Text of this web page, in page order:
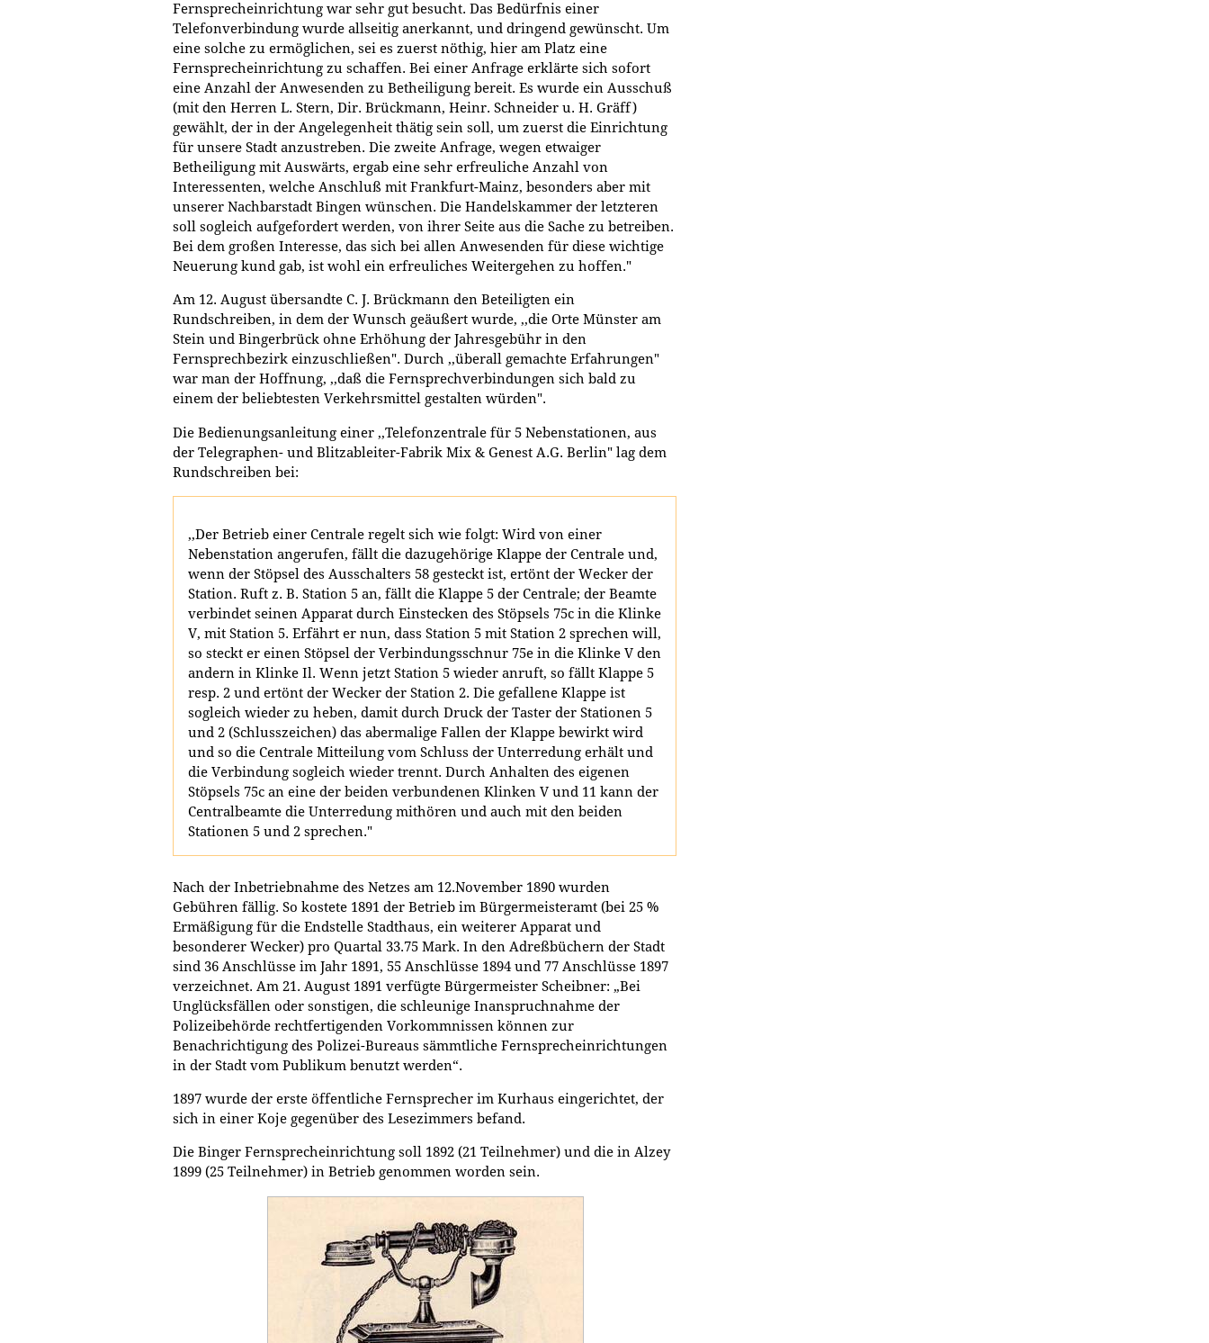
Fernsprecheinrichtung war sehr gut besucht. Das Bedürfnis einer
Telefonverbindung wurde allseitig anerkannt, und dringend gewünscht. Um
eine solche zu ermöglichen, sei es zuerst nöthig, hier am Platz eine
Fernsprecheinrichtung zu schaffen. Bei einer Anfrage erklärte sich sofort
eine Anzahl der Anwesenden zu Betheiligung bereit. Es wurde ein Ausschuß
(mit den Herren L. Stern, Dir. Brückmann, Heinr. Schneider u. H. Gräff)
gewählt, der in der Angelegenheit thätig sein soll, um zuerst die Einrichtung
für unsere Stadt anzustreben. Die zweite Anfrage, wegen etwaiger
Betheiligung mit Auswärts, ergab eine sehr erfreuliche Anzahl von
Interessenten, welche Anschluß mit Frankfurt-Mainz, besonders aber mit
unserer Nachbarstadt Bingen wünschen. Die Handelskammer der letzteren
soll sogleich aufgefordert werden, von ihrer Seite aus die Sache zu betreiben.
Bei dem großen Interesse, das sich bei allen Anwesenden für diese wichtige
Neuerung kund gab, ist wohl ein erfreuliches Weitergehen zu hoffen."
Am 12. August übersandte C. J. Brückmann den Beteiligten ein
Rundschreiben, in dem der Wunsch geäußert wurde, ,,die Orte Münster am
Stein und Bingerbrück ohne Erhöhung der Jahresgebühr in den
Fernsprechbezirk einzuschließen". Durch ,,überall gemachte Erfahrungen"
war man der Hoffnung, ,,daß die Fernsprechverbindungen sich bald zu
einem der beliebtesten Verkehrsmittel gestalten würden".
Die Bedienungsanleitung einer ,,Telefonzentrale für 5 Nebenstationen, aus
der Telegraphen- und Blitzableiter-Fabrik Mix & Genest A.G. Berlin" lag dem
Rundschreiben bei:
,,Der Betrieb einer Centrale regelt sich wie folgt: Wird von einer
Nebenstation angerufen, fällt die dazugehörige Klappe der Centrale und,
wenn der Stöpsel des Ausschalters 58 gesteckt ist, ertönt der Wecker der
Station. Ruft z. B. Station 5 an, fällt die Klappe 5 der Centrale; der Beamte
verbindet seinen Apparat durch Einstecken des Stöpsels 75c in die Klinke
V, mit Station 5. Erfährt er nun, dass Station 5 mit Station 2 sprechen will,
so steckt er einen Stöpsel der Verbindungsschnur 75e in die Klinke V den
andern in Klinke Il. Wenn jetzt Station 5 wieder anruft, so fällt Klappe 5
resp. 2 und ertönt der Wecker der Station 2. Die gefallene Klappe ist
sogleich wieder zu heben, damit durch Druck der Taster der Stationen 5
und 2 (Schlusszeichen) das abermalige Fallen der Klappe bewirkt wird
und so die Centrale Mitteilung vom Schluss der Unterredung erhält und
die Verbindung sogleich wieder trennt. Durch Anhalten des eigenen
Stöpsels 75c an eine der beiden verbundenen Klinken V und 11 kann der
Centralbeamte die Unterredung mithören und auch mit den beiden
Stationen 5 und 2 sprechen."
Nach der Inbetriebnahme des Netzes am 12.November 1890 wurden
Gebühren fällig. So kostete 1891 der Betrieb im Bürgermeisteramt (bei 25 %
Ermäßigung für die Endstelle Stadthaus, ein weiterer Apparat und
besonderer Wecker) pro Quartal 33.75 Mark. In den Adreßbüchern der Stadt
sind 36 Anschlüsse im Jahr 1891, 55 Anschlüsse 1894 und 77 Anschlüsse 1897
verzeichnet. Am 21. August 1891 verfügte Bürgermeister Scheibner: „Bei
Unglücksfällen oder sonstigen, die schleunige Inanspruchnahme der
Polizeibehörde rechtfertigenden Vorkommnissen können zur
Benachrichtigung des Polizei-Bureaus sämmtliche Fernsprecheinrichtungen
in der Stadt vom Publikum benutzt werden“.
1897 wurde der erste öffentliche Fernsprecher im Kurhaus eingerichtet, der
sich in einer Koje gegenüber des Lesezimmers befand.
Die Binger Fernsprecheinrichtung soll 1892 (21 Teilnehmer) und die in Alzey
1899 (25 Teilnehmer) in Betrieb genommen worden sein.